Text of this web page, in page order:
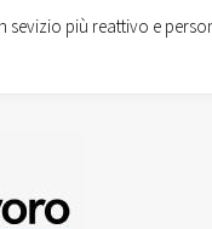
sevizio più reattivo e